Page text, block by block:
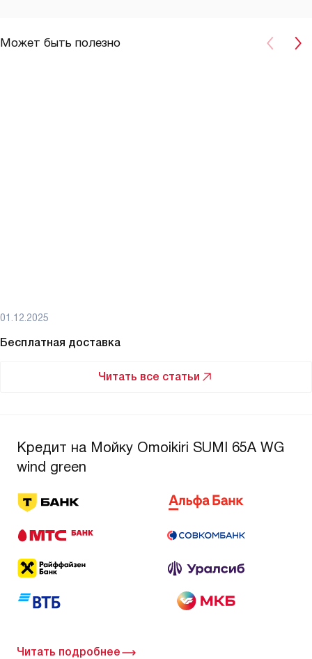
Может быть полезно
01.12.2025
Бесплатная доставка
Читать все статьи
Кредит на Мойку Omoikiri SUMI 65A WG
wind green
Читать подробнее